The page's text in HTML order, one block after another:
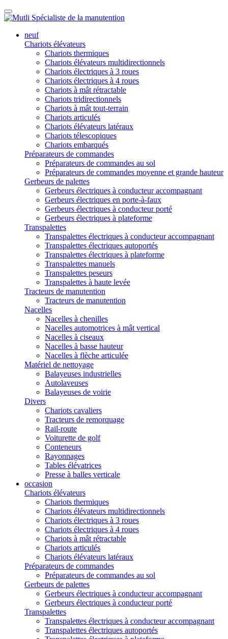
neuf
Chariots élévateurs
Chariots thermiques
Chariots élévateurs multidirectionnels
Chariots électriques à 3 roues
Chariots électriques à 4 roues
Chariots à mât rétractable
Chariots tridirectionnels
Chariots à mât tout-terrain
Chariots articulés
Chariots élévateurs latéraux
Chariots télescopiques
Chariots embarqués
Préparateurs de commandes
Préparateurs de commandes au sol
Préparateurs de commandes moyenne et grande hauteur
Gerbeurs de palettes
Gerbeurs électriques à conducteur accompagnant
Gerbeurs électriques en porte-à-faux
Gerbeurs électriques à conducteur porté
Gerbeurs électriques à plateforme
Transpalettes
Transpalettes électriques à conducteur accompagnant
Transpalettes électriques autoportés
Transpalettes électriques à plateforme
Transpalettes manuels
Transpalettes peseurs
Transpalettes à haute levée
Tracteurs de manutention
Tracteurs de manutention
Nacelles
Nacelles à chenilles
Nacelles automotrices à mât vertical
Nacelles à ciseaux
Nacelles à basse hauteur
Nacelles à flèche articulée
Matériel de nettoyage
Balayeuses industrielles
Autolaveuses
Balayeuses de voirie
Divers
Chariots cavaliers
Tracteurs de remorquage
Rail-route
Voiturette de golf
Conteneurs
Rayonnages
Tables élévatrices
Presse à balles verticale
occasion
Chariots élévateurs
Chariots thermiques
Chariots élévateurs multidirectionnels
Chariots électriques à 3 roues
Chariots électriques à 4 roues
Chariots à mât rétractable
Chariots articulés
Chariots élévateurs latéraux
Préparateurs de commandes
Préparateurs de commandes au sol
Gerbeurs de palettes
Gerbeurs électriques à conducteur accompagnant
Gerbeurs électriques à conducteur porté
Transpalettes
Transpalettes électriques à conducteur accompagnant
Transpalettes électriques autoportés